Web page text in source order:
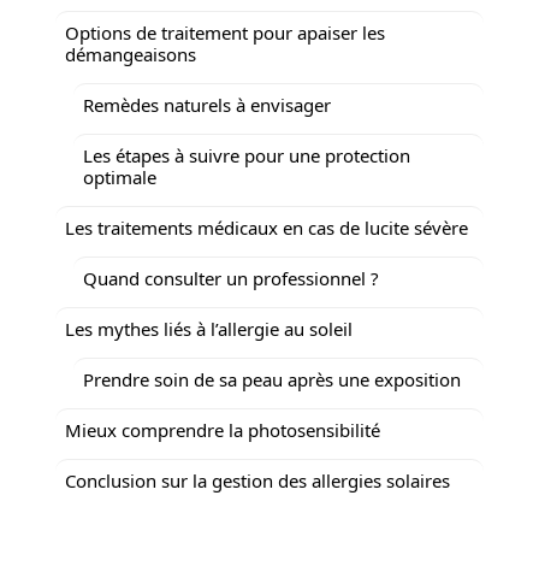
Options de traitement pour apaiser les
démangeaisons
Remèdes naturels à envisager
Les étapes à suivre pour une protection
optimale
Les traitements médicaux en cas de lucite sévère
Quand consulter un professionnel ?
Les mythes liés à l’allergie au soleil
Prendre soin de sa peau après une exposition
Mieux comprendre la photosensibilité
Conclusion sur la gestion des allergies solaires